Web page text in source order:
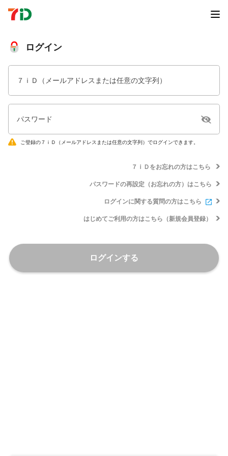
ログイン
７ｉＤ（メールアドレスまたは任意の文字列）
パスワード
ご登録の７ｉＤ（メールアドレスまたは任意の文字列）でログインできます。
７ｉＤをお忘れの方はこちら
パスワードの再設定（お忘れの方）はこちら
ログインに関する質問の方はこちら
はじめてご利用の方はこちら（新規会員登録）
ログインする